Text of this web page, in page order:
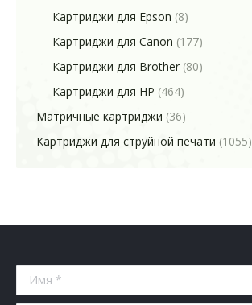
Картриджи для Epson (8)
Картриджи для Canon (177)
Картриджи для Brother (80)
Картриджи для HP (464)
Матричные картриджи (36)
Картриджи для струйной печати (1055)
Имя *